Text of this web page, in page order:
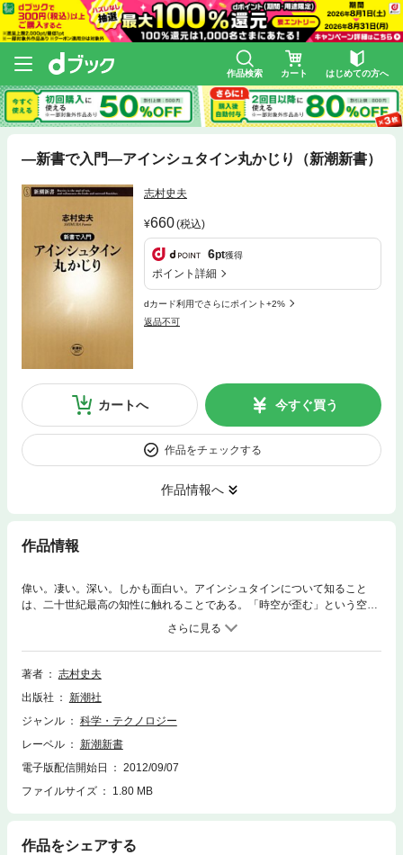
作品検索 カート はじめての方へ
—新書で入門—アインシュタイン丸かじり（新潮新書）
志村史夫
660(税込)
6pt獲得
ポイント詳細
dカード利用でさらにポイント+2%
返品不可
カートへ 今すぐ買う
作品をチェックする
作品情報へ
作品情報
偉い。凄い。深い。しかも面白い。アインシュタインについて知ること
は、二十世紀最高の知性に触れることである。「時空が歪む」という空前
絶後の発想はどこから生まれたのか。無名の役人はいかにしてノーベル賞
科学者となったのか。波乱万丈の人生と業績を辿り、数々の味わい深い名
言からその哲学を知る。「熱狂的ファン」を自任する物理学者が、知の巨
人の魅力を濃縮。ついに、今度こそ相対性理論がわかる！
著者
志村史夫
出版社
新潮社
ジャンル
科学・テクノロジー
レーベル
新潮新書
電子版配信開始日
2012/09/07
ファイルサイズ
1.80 MB
作品をシェアする